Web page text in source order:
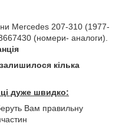
Mercedes 207-310 (1977-
(номери- аналоги).
кілька
дуже швидко:
Вам правильну